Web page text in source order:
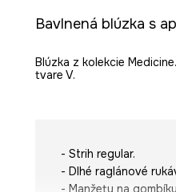
Bavlnená blúzka s
Blúzka z kolekcie
tvare V.
- Strih regular.
- Dlhé raglánové
- Manžety na